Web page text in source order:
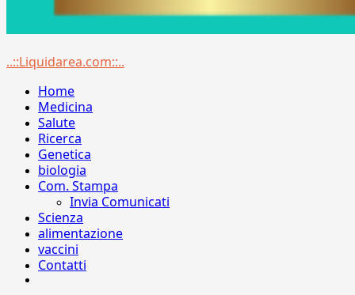
Menu
..::Liquidarea.com::..
Home
Medicina
Salute
Ricerca
Genetica
biologia
Com. Stampa
Invia Comunicati
Scienza
alimentazione
vaccini
Contatti